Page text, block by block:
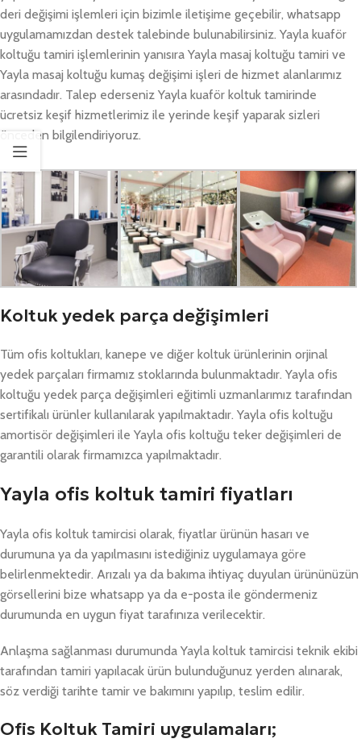
deri değişimi işlemleri için bizimle iletişime geçebilir, whatsapp
uygulamamızdan destek talebinde bulunabilirsiniz. Yayla kuaför
koltuğu tamiri işlemlerinin yanısıra Yayla masaj koltuğu tamiri ve
Yayla masaj koltuğu kumaş değişimi işleri de hizmet alanlarımız
arasındadır. Talep ederseniz Yayla kuaför koltuk tamirinde
ücretsiz keşif hizmetlerimiz ile yerinde keşif yaparak sizleri
önceden bilgilendiriyoruz.
Koltuk yedek parça değişimleri
Tüm ofis koltukları, kanepe ve diğer koltuk ürünlerinin orjinal
yedek parçaları firmamız stoklarında bulunmaktadır. Yayla ofis
koltuğu yedek parça değişimleri eğitimli uzmanlarımız tarafından
sertifikalı ürünler kullanılarak yapılmaktadır. Yayla ofis koltuğu
amortisör değişimleri ile Yayla ofis koltuğu teker değişimleri de
garantili olarak firmamızca yapılmaktadır.
Yayla ofis koltuk tamiri fiyatları
Yayla ofis koltuk tamircisi olarak, fiyatlar ürünün hasarı ve
durumuna ya da yapılmasını istediğiniz uygulamaya göre
belirlenmektedir. Arızalı ya da bakıma ihtiyaç duyulan ürününüzün
görsellerini bize whatsapp ya da e-posta ile göndermeniz
durumunda en uygun fiyat tarafınıza verilecektir.
Anlaşma sağlanması durumunda Yayla koltuk tamircisi teknik ekibi
tarafından tamiri yapılacak ürün bulunduğunuz yerden alınarak,
söz verdiği tarihte tamir ve bakımını yapılıp, teslim edilir.
Ofis Koltuk Tamiri uygulamaları;